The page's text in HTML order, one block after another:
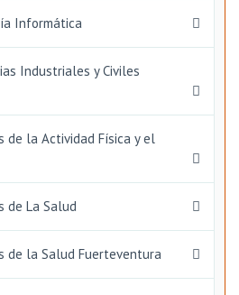
Informática
Industriales y Civiles
de la Actividad Física y el
de La Salud
de la Salud Fuerteventura